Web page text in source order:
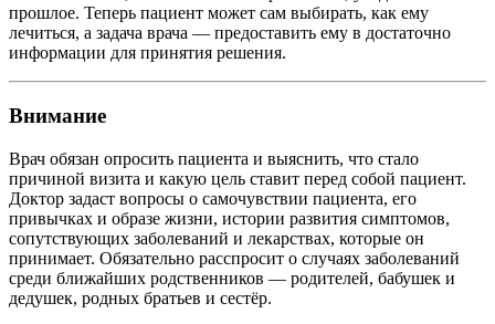
прошлое. Теперь пациент может сам выбирать, как ему
лечиться, а задача врача — предоставить ему в достаточно
информации для принятия решения.
Внимание
Врач обязан опросить пациента и выяснить, что стало
причиной визита и какую цель ставит перед собой пациент.
Доктор задаст вопросы о самочувствии пациента, его
привычках и образе жизни, истории развития симптомов,
сопутствующих заболеваний и лекарствах, которые он
принимает. Обязательно расспросит о случаях заболеваний
среди ближайших родственников — родителей, бабушек и
дедушек, родных братьев и сестёр.